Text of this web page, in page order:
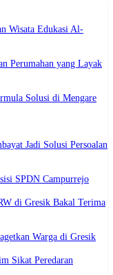
Wisata Edukasi Al-
Perumahan yang Layak
Solusi di Mengare
Jadi Solusi Persoalan
SPDN Campurrejo
di Gresik Bakal Terima
Warga di Gresik
Sikat Peredaran